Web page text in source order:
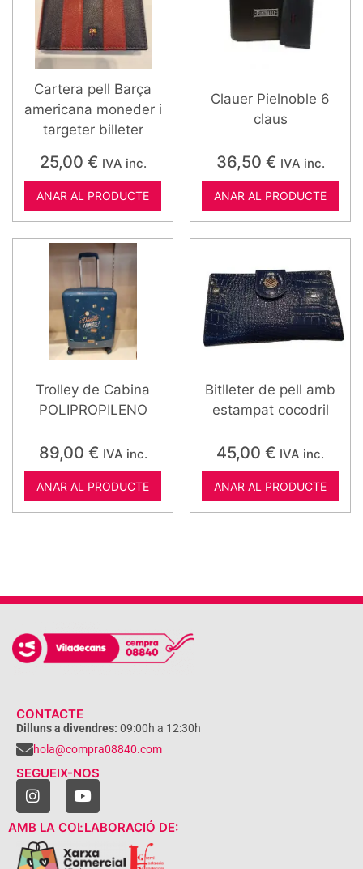
Cartera pell Barça
americana moneder i
targeter billeter
25,00 € IVA inc.
ANAR AL PRODUCTE
Clauer Pielnoble 6
claus
36,50 € IVA inc.
ANAR AL PRODUCTE
Trolley de Cabina
POLIPROPILENO
89,00 € IVA inc.
ANAR AL PRODUCTE
Bitlleter de pell amb
estampat cocodril
45,00 € IVA inc.
ANAR AL PRODUCTE
CONTACTE
Dilluns a divendres: 09:00h a 12:30h
hola@compra08840.com
SEGUEIX-NOS
AMB LA COL·LABORACIÓ DE: